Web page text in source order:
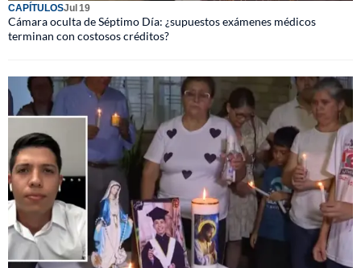
CAPÍTULOSJul 19
Cámara oculta de Séptimo Día: ¿supuestos exámenes médicos
terminan con costosos créditos?